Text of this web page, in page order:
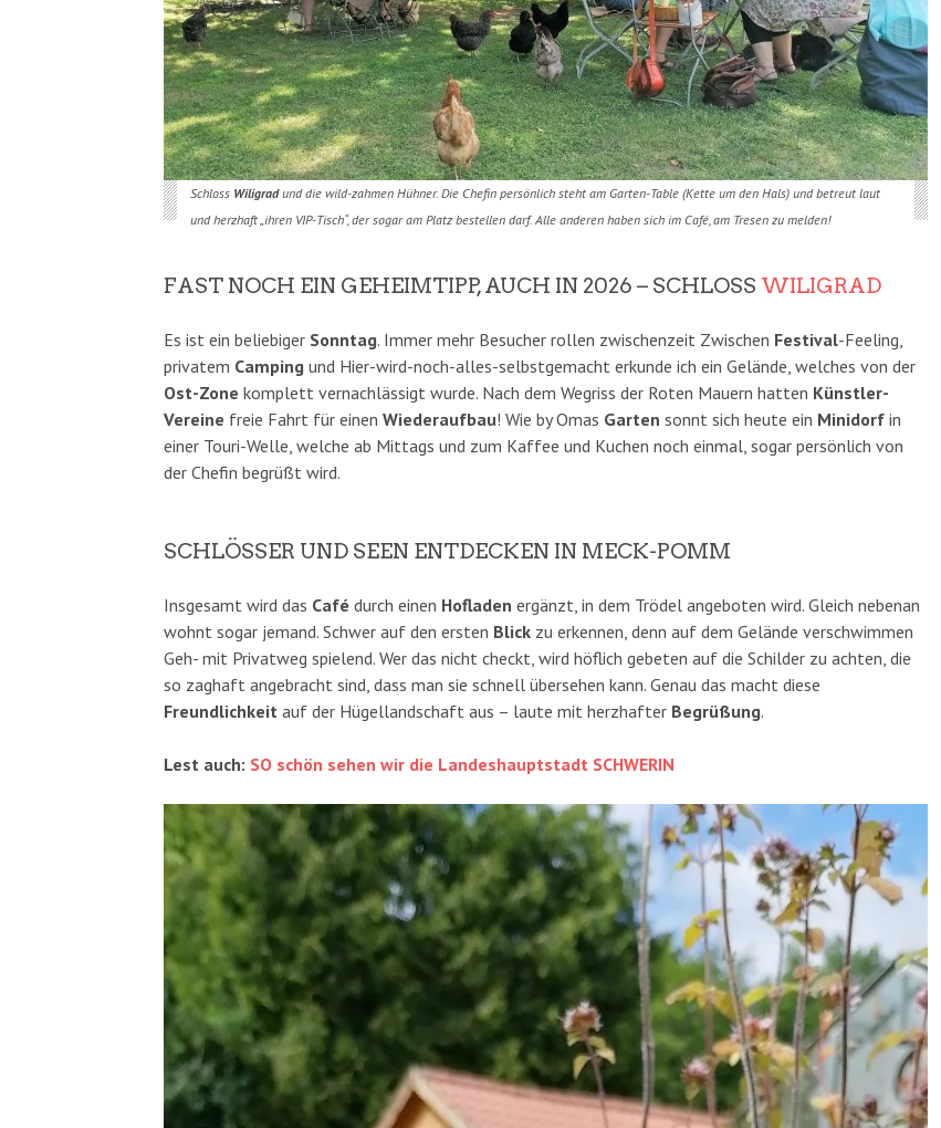
Schloss Wiligradund die wild-zahmen Hühner. Die Chefin persönlich steht am Garten-Table (Kette um den Hals) und betreut laut
und herzhaft „ihren VIP-Tisch“, der sogar am Platz bestellen darf. Alle anderen haben sich im Café, am Tresen zu melden!
FAST NOCH EIN GEHEIMTIPP, AUCH IN 2026 – SCHLOSS WILIGRAD
Es ist ein beliebiger Sonntag. Immer mehr Besucher rollen zwischenzeit Zwischen Festival-Feeling,
privatem Camping und Hier-wird-noch-alles-selbstgemacht erkunde ich ein Gelände, welches von der
Ost-Zone komplett vernachlässigt wurde. Nach dem Wegriss der Roten Mauern hatten Künstler-
Vereine freie Fahrt für einen Wiederaufbau! Wie by Omas Garten sonnt sich heute ein Minidorf in
einer Touri-Welle, welche ab Mittags und zum Kaffee und Kuchen noch einmal, sogar persönlich von
der Chefin begrüßt wird.
SCHLÖSSER UND SEEN ENTDECKEN IN MECK-POMM
Insgesamt wird das Café durch einen Hofladen ergänzt, in dem Trödel angeboten wird. Gleich nebenan
wohnt sogar jemand. Schwer auf den ersten Blick zu erkennen, denn auf dem Gelände verschwimmen
Geh- mit Privatweg spielend. Wer das nicht checkt, wird höflich gebeten auf die Schilder zu achten, die
so zaghaft angebracht sind, dass man sie schnell übersehen kann. Genau das macht diese
Freundlichkeit auf der Hügellandschaft aus – laute mit herzhafter Begrüßung.
Lest auch: SO schön sehen wir die Landeshauptstadt SCHWERIN